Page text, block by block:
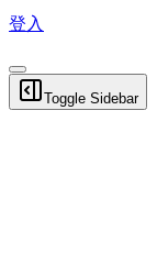
登入
Toggle Sidebar